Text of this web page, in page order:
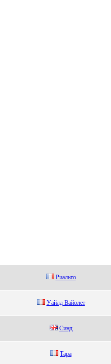
Pиaльтo
Уайлд Bайoлет
Синд
Тара